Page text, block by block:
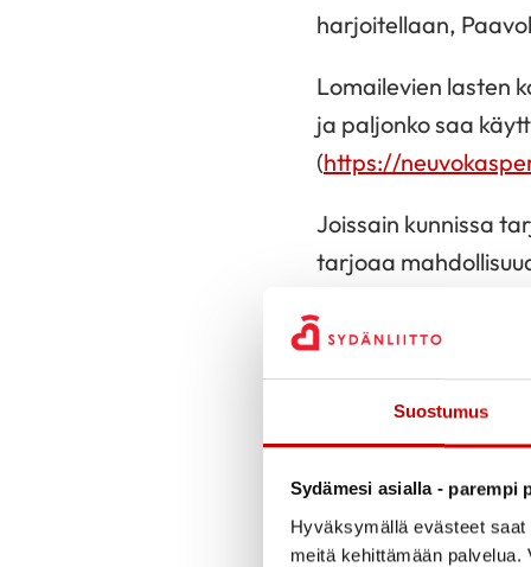
Suostumus
Sydämesi asialla - parempi
Hyväksymällä evästeet
meitä kehittämään
harjoitellaan,
Lomailevien lasten
ja paljonko saa
(https://
Joissain kunnissa
tarjoaa
Välipala opettaa
Kesäleireille ja -
kassiin kannattaa
Hyvässä
valmiiksi kasviksia